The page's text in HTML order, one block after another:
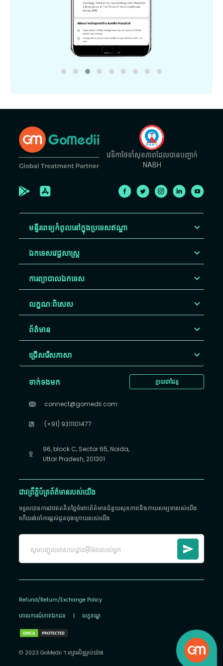
វេទិកាថែទាំសុខភាពដែលបានបញ្ជាក់
NABH
មន្ទីរពេទ្យកំពូលនៅក្នុងប្រទេសឥណ្ឌា
ឯកទេសវេជ្ជសាស្ត្រ
ការព្យាបាលឯកទេស
លក្ខណៈពិសេស
ព័ត៌មាន
ជ្រើសរើស​ភាសា
ក្លាយជាដៃគូ
ទាក់ទងមក
connect@gomedii.com
(+91) 9311101477
96, block C, Sector 65, Noida,
Uttar Pradesh, 201301
ជាវព្រឹត្តិប័ត្រព័ត៌មានរបស់យើង
ទទួលបានការជាវឥតគិតថ្លៃចំពោះព័ត៌មានជំនួយសុខភាពនិងកាយសម្បទារបស់យើង
ហើយរង់ចាំការផ្តល់ជូនចុងក្រោយរបស់យើង
Refund/Return/Exchange Policy
គោលការណ៍​ភាព​ឯកជន | លក្ខខណ្ឌ
© 2023 GoMedii ។ រក្សា​រ​សិទ្ធ​គ្រប់យ៉ាង